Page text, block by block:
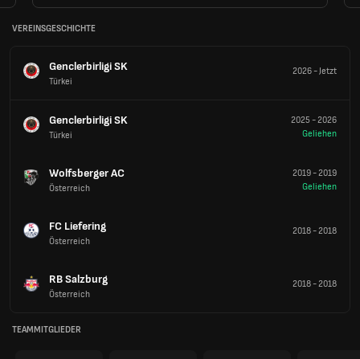
VEREINSGESCHICHTE
Genclerbirligi SK
Türkei
2026-Jetzt
Genclerbirligi SK
Türkei
2025 -2026
Geliehen
Wolfsberger AC
Österreich
2019-2019
Geliehen
FC Liefering
Österreich
2018-2018
RB Salzburg
Österreich
2018-2018
TEAMMITGLIEDER